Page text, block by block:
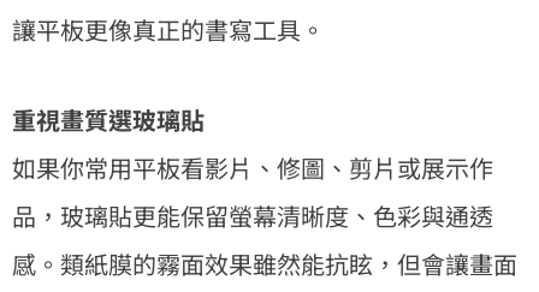
讓平板更像真正的書寫工具。
重視畫質選玻璃貼
如果你常用平板看影片、修圖、剪片或展示作
品，玻璃貼更能保留螢幕清晰度、色彩與通透
感。類紙膜的霧面效果雖然能抗眩，但會讓畫面